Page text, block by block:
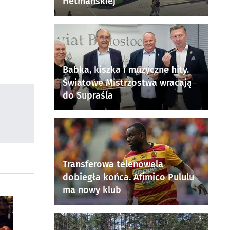
Babka, kiszka i muzyczne hity.
Światowe Mistrzostwa wracają
do Supraśla
Transferowa telenowela
dobiegła końca. Afimico Pululu
ma nowy klub